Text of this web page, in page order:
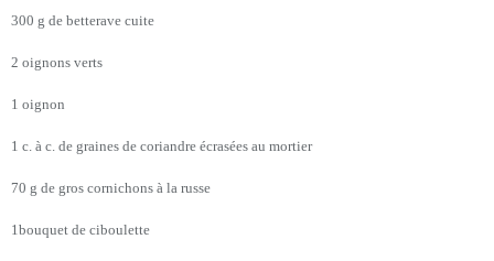
300 g de betterave cuite
2 oignons verts
1 oignon
1 c. à c. de graines de coriandre écrasées au mortier
70 g de gros cornichons à la russe
1bouquet de ciboulette